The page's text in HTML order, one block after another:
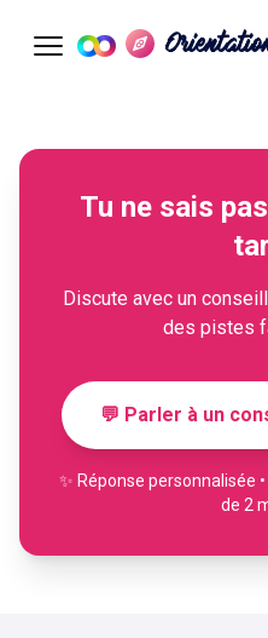
Tu ne sais
Discute avec un
des pistes
💬 Parler à un
✨ Réponse personnalisée
de 2